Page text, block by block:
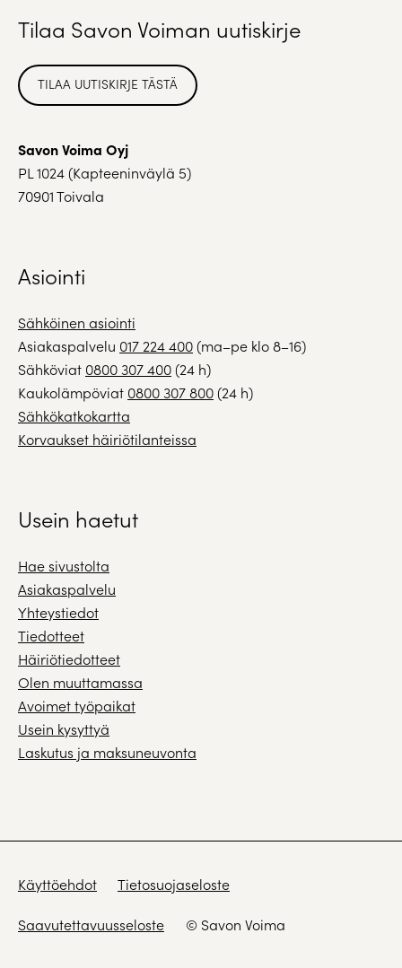
Tilaa Savon Voiman uutiskirje
TILAA UUTISKIRJE TÄSTÄ
Savon Voima Oyj
PL 1024 (Kapteeninväylä 5)
70901 Toivala
Asiointi
Sähköinen asiointi
Asiakaspalvelu 017 224 400(ma–pe klo 8–16)
Sähköviat 0800 307 400(24 h)
Kaukolämpöviat 0800 307 800(24 h)
Sähkökatkokartta
Korvaukset häiriötilanteissa
Usein haetut
Hae sivustolta
Asiakaspalvelu
Yhteystiedot
Tiedotteet
Häiriötiedotteet
Olen muuttamassa
Avoimet työpaikat
Usein kysyttyä
Laskutus ja maksuneuvonta
Käyttöehdot Tietosuojaseloste
Saavutettavuusseloste © Savon Voima